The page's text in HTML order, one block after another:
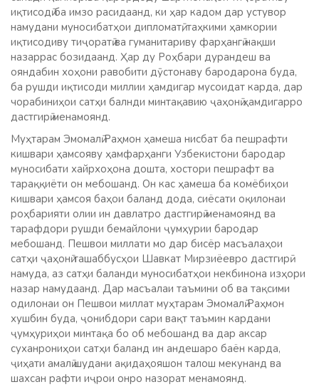
иқтисодӣ ба имзо расидаанд, ки ҳар кадом дар устувор
намудани муносибатҳои дипломатӣ, таҳкими ҳамкории
иқтисодиву тиҷоратӣ ва гуманитариву фарҳангӣ нақши
назаррас бозидаанд. Ҳар ду Роҳбари дурандеш ва
ояндабин хоҳони равобити дӯстонаву бародарона буда,
ба рушди иқтисоди миллии ҳамдигар мусоидат карда, дар
чорабиниҳои сатҳи балнди минтақавию ҷаҳонӣ ҳамдигарро
дастгирӣ менамоянд.
Муҳтарам Эмомалӣ Раҳмон ҳамеша нисбат ба пешрафти
кишвари ҳамсояву ҳамфарҳанги Узбекистони бародар
муносибати хайрхоҳона дошта, хостори пешрафт ва
тараққиёти он мебошанд. Он кас ҳамеша ба комёбиҳои
кишвари ҳамсоя баҳои баланд дода, сиёсати оқилонаи
роҳбарияти олии ин давлатро дастгирӣ менамоянд ва
тарафдори рушди бемайлони ҷумҳурии бародар
мебошанд. Пешвои миллати мо дар бисёр масъалаҳои
сатҳи ҷаҳонӣ ташаббусҳои Шавкат Мирзиёевро дастгирӣ
намуда, аз сатҳи баланди муносибатҳои некбинона изҳори
назар намудаанд. Дар масъалаи таъмини об ва тақсими
одилонаи он Пешвои миллат муҳтарам Эмомалӣ Раҳмон
хушбин буда, ҷонибдори сари вақт таъмин кардани
ҷумҳуриҳои минтақа бо об мебошанд ва дар аксар
суханрониҳои сатҳи баланд ин андешаро баён карда,
ҷиҳати амалӣ шудани ақидаҳояшон талош мекунанд ва
шахсан рафти иҷрои онро назорат менамоянд.